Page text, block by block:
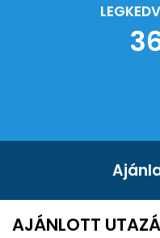
AJÁNLOTT